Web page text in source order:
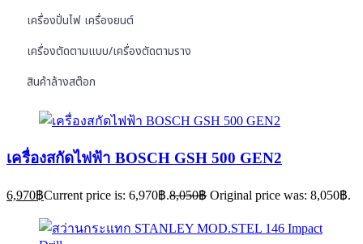
เครื่องปั่นไฟ เครื่องยนต์
เครื่องตัดตามแบบ/เครื่องตัดตามราง
สินค้าล้างสต๊อก
เครื่องสกัดไฟฟ้า BOSCH GSH 500 GEN2
6,970฿Current price is: 6,970฿.8,050฿ Original price was: 8,050฿.